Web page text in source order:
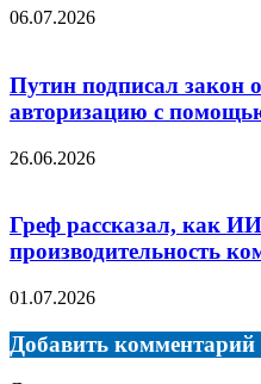
06.07.2026
Путин подписал закон
авторизацию с
26.06.2026
Греф рассказал, как
производительность
01.07.2026
Добавить комментарий